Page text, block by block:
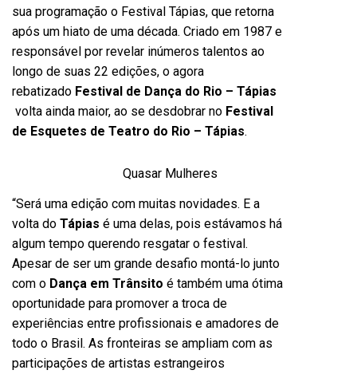
sua programação o Festival Tápias, que retorna
após um hiato de uma década. Criado em 1987 e
responsável por revelar inúmeros talentos ao
longo de suas 22 edições, o agora
rebatizado Festival de Dança do Rio – Tápias
volta ainda maior, ao se desdobrar no Festival
de Esquetes de Teatro do Rio – Tápias.
Quasar Mulheres
“Será uma edição com muitas novidades. E a
volta do Tápias é uma delas, pois estávamos há
algum tempo querendo resgatar o festival.
Apesar de ser um grande desafio montá-lo junto
com o Dança em Trânsito é também uma ótima
oportunidade para promover a troca de
experiências entre profissionais e amadores de
todo o Brasil. As fronteiras se ampliam com as
participações de artistas estrangeiros